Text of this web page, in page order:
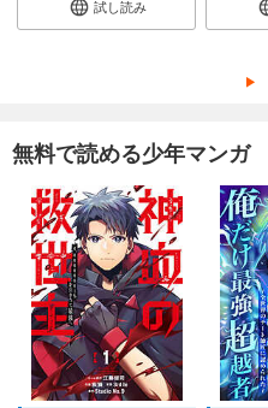
試し読み
無料で読める少年マンガ